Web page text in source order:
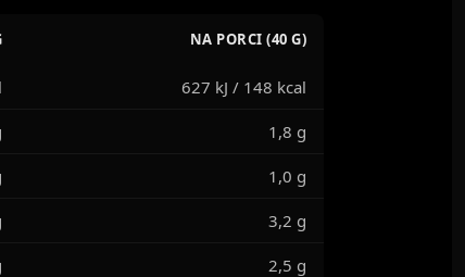
NA PORCI (40 G)
627 kJ / 148 kcal
1,8 g
1,0 g
3,2 g
2,5 g